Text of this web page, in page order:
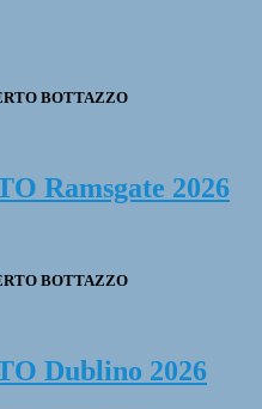
BOTTAZZO
Ramsgate 2026
BOTTAZZO
Dublino 2026